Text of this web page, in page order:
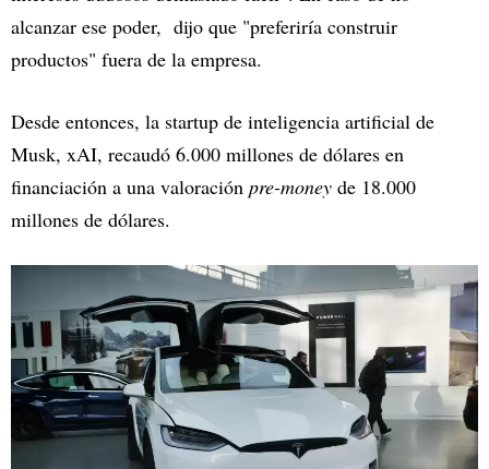
alcanzar ese poder, dijo que "preferiría construir
productos" fuera de la empresa.
Desde entonces, la startup de inteligencia artificial de
Musk, xAI, recaudó 6.000 millones de dólares en
financiación a una valoración pre-money de 18.000
millones de dólares.